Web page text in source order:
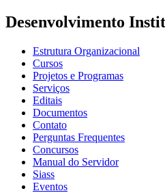
Desenvolvimento
Estrutura Organizacional
Cursos
Projetos e Programas
Serviços
Editais
Documentos
Contato
Perguntas Frequentes
Concursos
Manual do Servidor
Siass
Eventos